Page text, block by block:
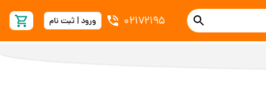
02172195 ورود | ثبت نام